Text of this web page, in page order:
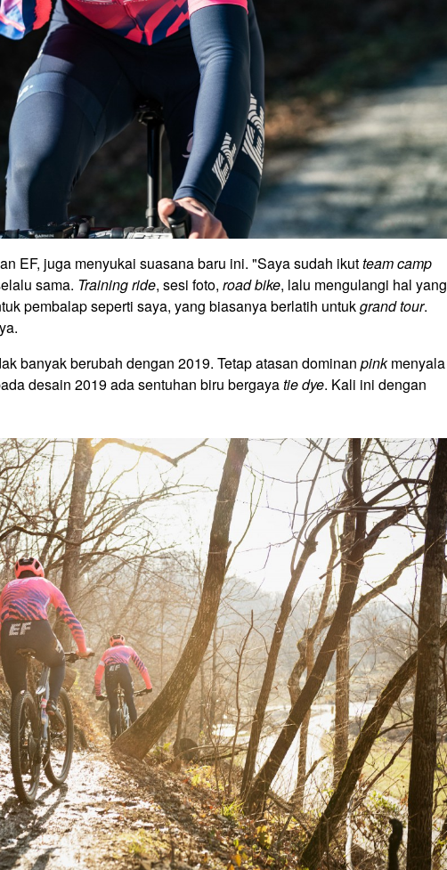
EF, juga menyukai suasana baru ini. "Saya sudah ikutteam camp
sama. Training ride, sesi foto, road bike, lalu mengulangi hal yang
pembalap seperti saya, yang biasanya berlatih untukgrand tour.
banyak berubah dengan 2019. Tetap atasan dominan pinkmenyala
desain 2019 ada sentuhan biru bergayatie dye. Kali ini dengan